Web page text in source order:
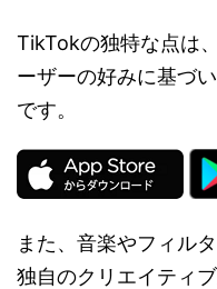
TikTokの独特な点は
ーザーの好みに基づ
です。
また、音楽やフィル
独自のクリエイティ